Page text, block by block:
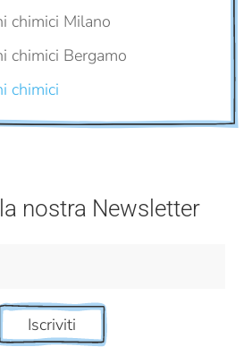
chimici Milano
chimici Bergamo
chimici
nostra Newsletter
Iscriviti